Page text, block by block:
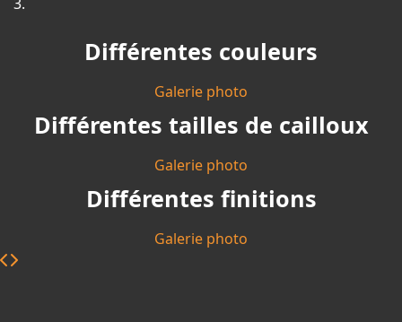
Différentes couleurs
Galerie photo
Différentes tailles de cailloux
Galerie photo
Différentes finitions
Galerie photo